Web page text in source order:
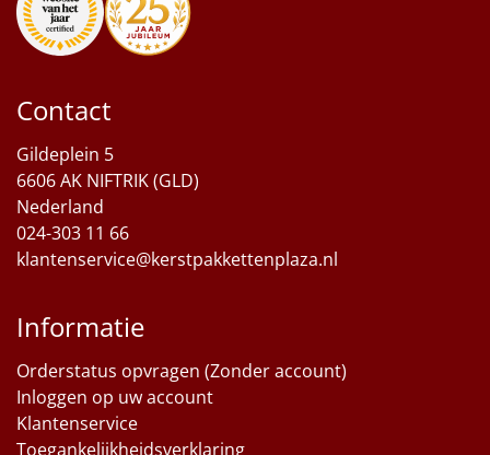
Contact
Gildeplein 5
6606 AK NIFTRIK (GLD)
Nederland
024-303 11 66
klantenservice@kerstpakkettenplaza.nl
Informatie
Orderstatus opvragen (Zonder account)
Inloggen op uw account
Klantenservice
Toegankelijkheidsverklaring